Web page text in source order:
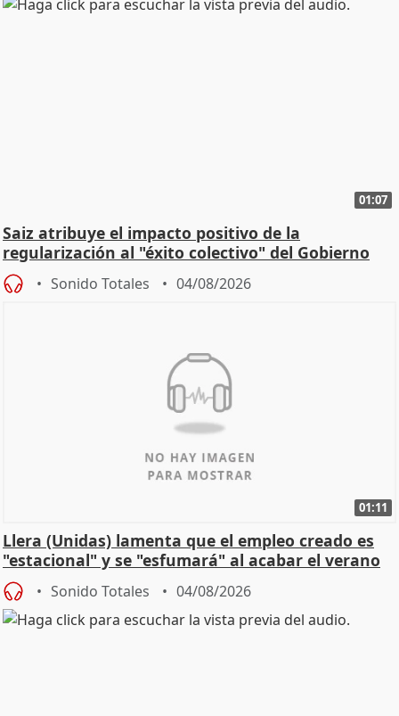
01:07
Saiz atribuye el impacto positivo de la
regularización al "éxito colectivo" del Gobierno
Sonido Totales 04/08/2026
01:11
Llera (Unidas) lamenta que el empleo creado es
"estacional" y se "esfumará" al acabar el verano
Sonido Totales 04/08/2026